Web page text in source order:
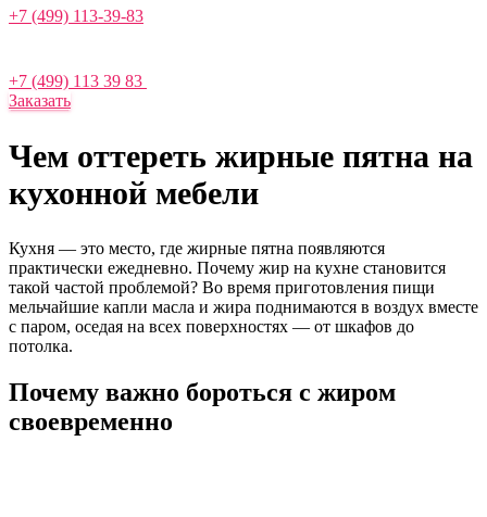
+7 (499) 113-39-83
+7 (499) 113 39 83
Заказать
Чем оттереть жирные пятна на
кухонной мебели
Кухня — это место, где жирные пятна появляются
практически ежедневно. Почему жир на кухне становится
такой частой проблемой? Во время приготовления пищи
мельчайшие капли масла и жира поднимаются в воздух вместе
с паром, оседая на всех поверхностях — от шкафов до
потолка.
Почему важно бороться с жиром
своевременно